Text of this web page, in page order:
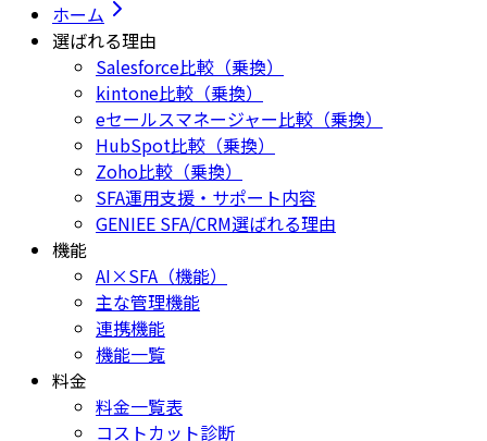
ホーム
選ばれる理由
Salesforce比較（乗換）
kintone比較（乗換）
eセールスマネージャー比較（乗換）
HubSpot比較（乗換）
Zoho比較（乗換）
SFA運用支援・サポート内容
GENIEE SFA/CRM選ばれる理由
機能
AI×SFA（機能）
主な管理機能
連携機能
機能一覧
料金
料金一覧表
コストカット診断